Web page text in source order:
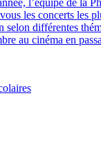
l’équipe de la
les concerts les
selon différentes
au cinéma en